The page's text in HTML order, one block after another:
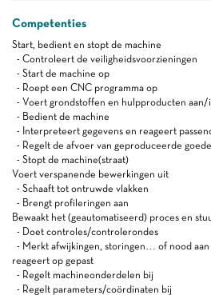
Competenties
Start, bedient en stopt de machine
- Controleert de veiligheidsvoorzieningen
- Start de machine op
- Roept een CNC programma op
- Voert grondstoffen en hulpproducten aan/
- Bedient de machine
- Interpreteert gegevens en reageert
- Regelt de afvoer van geproduceerde
- Stopt de machine(straat)
Voert verspanende bewerkingen uit
- Schaaft tot ontruwde vlakken
- Brengt profileringen aan
Bewaakt het (geautomatiseerd) proces en
- Doet controles/controlerondes
- Merkt afwijkingen, storingen… of nood
reageert op gepast
- Regelt machineonderdelen bij
- Regelt parameters/coördinaten bij